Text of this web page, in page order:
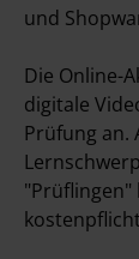
und
Die Online-
digitale
Prüfung an.
"Prüflingen"